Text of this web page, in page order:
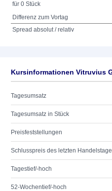
für 0 Stück
Differenz zum Vortag
Spread absolut / relativ
Kursinformationen Vitruvius
Tagesumsatz
Tagesumsatz in Stück
Preisfeststellungen
Schlusspreis des letzten
Tagestief/-hoch
52-Wochentief/-hoch